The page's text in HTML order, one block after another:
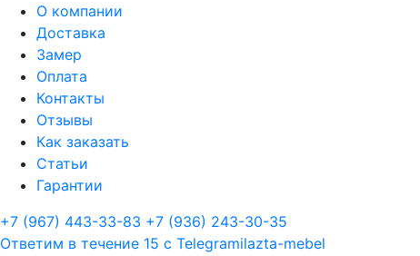
О компании
Доставка
Замер
Оплата
Контакты
Отзывы
Как заказать
Статьи
Гарантии
+7 (967) 443-33-83 +7 (936) 243-30-35
Ответим в течение 15 с Telegramilazta-mebel